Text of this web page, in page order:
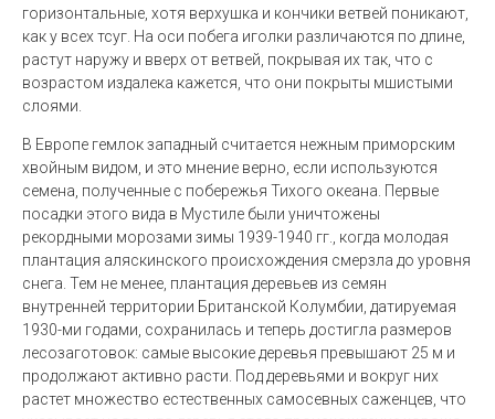
горизонтальные, хотя верхушка и кончики ветвей поникают,
как у всех тсуг. На оси побега иголки различаются по длине,
растут наружу и вверх от ветвей, покрывая их так, что с
возрастом издалека кажется, что они покрыты мшистыми
слоями.
В Европе гемлок западный считается нежным приморским
хвойным видом, и это мнение верно, если используются
семена, полученные с побережья Тихого океана. Первые
посадки этого вида в Мустиле были уничтожены
рекордными морозами зимы 1939-1940 гг., когда молодая
плантация аляскинского происхождения смерзла до уровня
снега. Тем не менее, плантация деревьев из семян
внутренней территории Британской Колумбии, датируемая
1930-ми годами, сохранилась и теперь достигла размеров
лесозаготовок: самые высокие деревья превышают 25 м и
продолжают активно расти. Под деревьями и вокруг них
растет множество естественных самосевных саженцев, что